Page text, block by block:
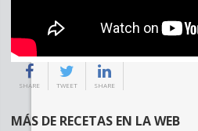
SHARE TWEET SHARE
MÁS DE RECETAS EN LA WEB